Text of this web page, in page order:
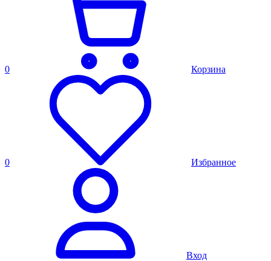
0 Корзина
0 Избранное
Вход